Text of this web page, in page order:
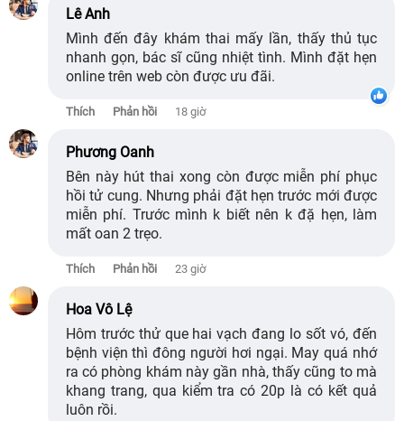
Lê Anh
Mình đến đây khám thai mấy lần, thấy thủ tục
nhanh gọn, bác sĩ cũng nhiệt tình. Mình đặt hẹn
online trên web còn được ưu đãi.
Thích Phản hồi 18 giờ
Phương Oanh
Bên này hút thai xong còn được miễn phí phục
hồi tử cung. Nhưng phải đặt hẹn trước mới được
miễn phí. Trước mình k biết nên k đặ hẹn, làm
mất oan 2 trẹo.
Thích Phản hồi 23 giờ
Hoa Vô Lệ
Hôm trước thử que hai vạch đang lo sốt vó, đến
bệnh viện thì đông người hơi ngại. May quá nhớ
ra có phòng khám này gần nhà, thấy cũng to mà
khang trang, qua kiểm tra có 20p là có kết quả
luôn rồi.